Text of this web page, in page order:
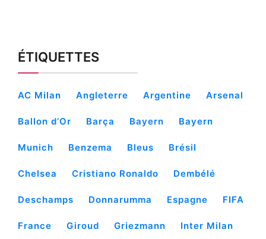
ÉTIQUETTES
AC Milan Angleterre Argentine Arsenal
Ballon d’Or Barça Bayern Bayern
Munich Benzema Bleus Brésil
Chelsea Cristiano Ronaldo Dembélé
Deschamps Donnarumma Espagne FIFA
France Giroud Griezmann Inter Milan